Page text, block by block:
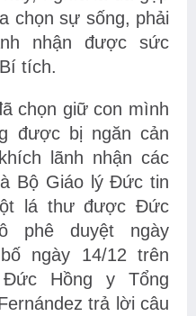
chọn sự sống, phải
nhận được sức
tích.
chọn giữ con mình
được bị ngăn cản
lãnh nhận các
Bộ Giáo lý Đức tin
lá thư được Đức
phê duyệt ngày
ngày 14/12 trên
Hồng y Tổng
trả lời câu